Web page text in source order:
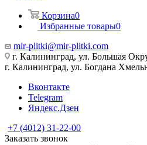
Корзина0
Избранные товары0
mir-plitki@mir-plitki.com
г. Калининград, ул. Большая
г. Калининград, ул. Богдана
Вконтакте
Telegram
Яндекс.Дзен
+7 (4012) 31-22-00
Заказать звонок